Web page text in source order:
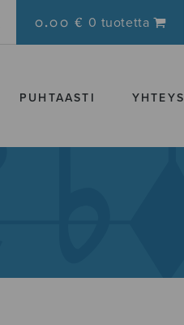
0.00 € 0 tuotetta
PUHTAASTI YHTEYS